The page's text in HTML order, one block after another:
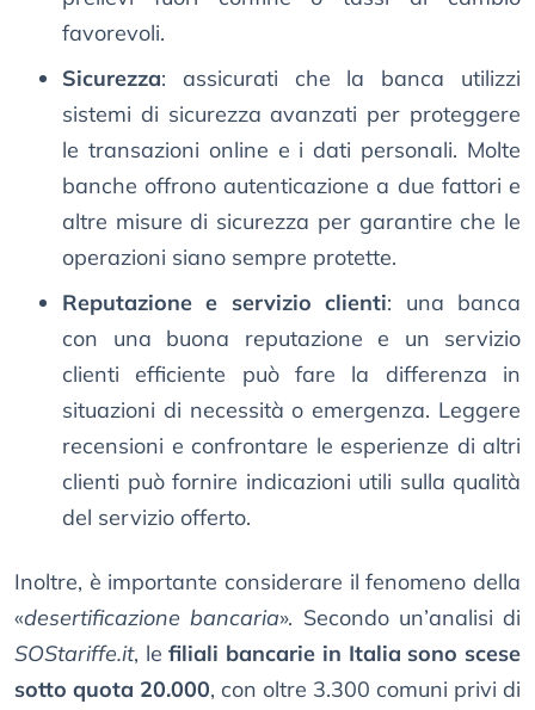
favorevoli.
Sicurezza: assicurati che la banca utilizzi
sistemi di sicurezza avanzati per proteggere
le transazioni online e i dati personali. Molte
banche offrono autenticazione a due fattori e
altre misure di sicurezza per garantire che le
operazioni siano sempre protette.
Reputazione e servizio clienti: una banca
con una buona reputazione e un servizio
clienti efficiente può fare la differenza in
situazioni di necessità o emergenza. Leggere
recensioni e confrontare le esperienze di altri
clienti può fornire indicazioni utili sulla qualità
del servizio offerto.
Inoltre, è importante considerare il fenomeno della
«desertificazione bancaria». Secondo un’analisi di
SOStariffe.it, lefiliali bancarie in Italia sono scese
sotto quota 20.000, con oltre 3.300 comuni privi di